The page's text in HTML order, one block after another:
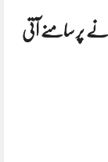
پر سامنے آتی